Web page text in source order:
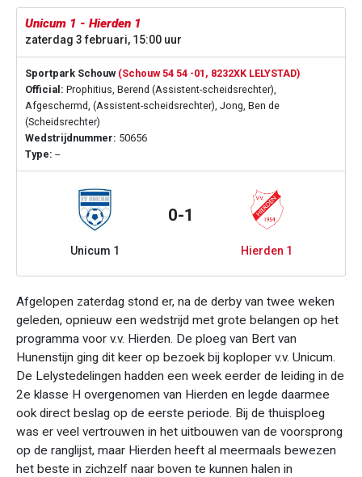
Unicum 1 - Hierden 1
zaterdag 3 februari, 15:00 uur
Sportpark Schouw (Schouw 54 54 -01, 8232XK LELYSTAD)
Official: Prophitius, Berend (Assistent-scheidsrechter),
Afgeschermd, (Assistent-scheidsrechter), Jong, Ben de
(Scheidsrechter)
Wedstrijdnummer: 50656
Type: --
Unicum 1
0-1
Hierden 1
Afgelopen zaterdag stond er, na de derby van twee weken
geleden, opnieuw een wedstrijd met grote belangen op het
programma voor v.v. Hierden. De ploeg van Bert van
Hunenstijn ging dit keer op bezoek bij koploper v.v. Unicum.
De Lelystedelingen hadden een week eerder de leiding in de
2e klasse H overgenomen van Hierden en legde daarmee
ook direct beslag op de eerste periode. Bij de thuisploeg
was er veel vertrouwen in het uitbouwen van de voorsprong
op de ranglijst, maar Hierden heeft al meermaals bewezen
het beste in zichzelf naar boven te kunnen halen in